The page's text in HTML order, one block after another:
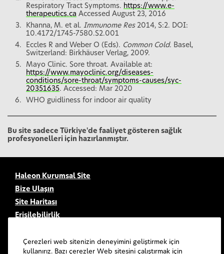
Respiratory Tract Symptoms. https://www.e-
therapeutics.ca Accessed August 23, 2016
Khanna, M. et al. Immunome Res2014, S:2. DOI:
10.4172/1745-7580.S2.001
Eccles R and Weber O (Eds). Common Cold. Basel,
Switzerland: Birkhäuser Verlag, 2009.
Mayo Clinic. Sore throat. Available at:
https://www.mayoclinic.org/diseases-
conditions/sore-throat/symptoms-causes/syc-
20351635. Accessed: Mar 2020
WHO guidliness for indoor air quality
Bu site sadece Türkiye'de faaliyet gösteren sağlık
profesyonelleri için hazırlanmıştır.
Haleon Kurumsal Site
Bize Ulaşın
Site Haritası
Erişilebilirlik
Gizlilik Bildirimi
Çerezleri web sitenizin deneyimini geliştirmek için
kullanırız. Bazı çerezler Web sitesini çalıştırmak için